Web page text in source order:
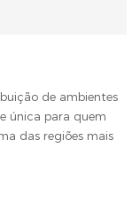
de ambientes
única para quem
das regiões mais